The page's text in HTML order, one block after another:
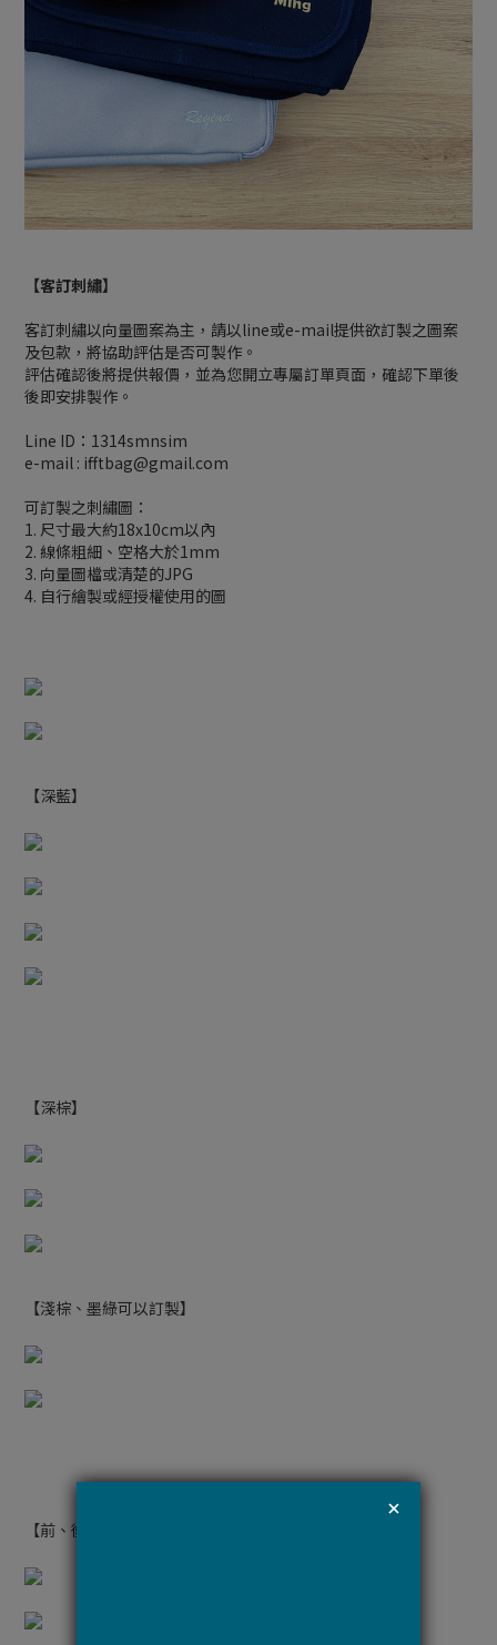
【客訂刺繡】
客訂刺繡以向量圖案為主，請以line或e-mail提供欲訂製之圖案
及包款，將協助評估是否可製作。
評估確認後將提供報價，並為您開立專屬訂單頁面，確認下單後
後即安排製作。
Line ID：1314smnsim
e-mail : ifftbag@gmail.com
可訂製之刺繡圖：
1. 尺寸最大約18x10cm以內
2. 線條粗細、空格大於1mm
3. 向量圖檔或清楚的JPG
4. 自行繪製或經授權使用的圖
【深藍】
【深棕】
【淺棕、墨綠可以訂製】
【前、後、內部】